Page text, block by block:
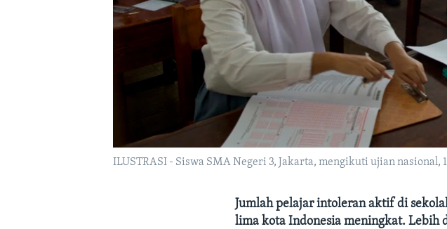
ILUSTRASI - Siswa SMA Negeri 3, Jakarta, mengikuti ujian nasional,
Jumlah pelajar intoleran aktif di
lima kota Indonesia meningkat. Lebih